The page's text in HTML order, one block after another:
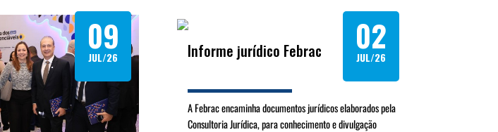
09
JUL/26 Informe jurídico Febrac
A Febrac encaminha documentos jurídicos elaborados pela
Consultoria Jurídica, para conhecimento e divulgação
02
JUL/26